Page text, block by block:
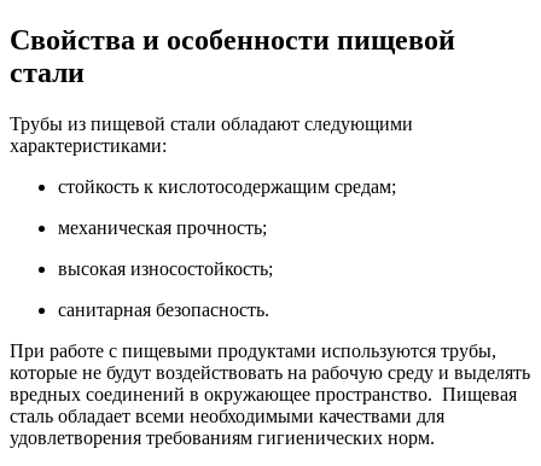
Свойства и особенности пищевой
стали
Трубы из пищевой стали обладают следующими
характеристиками:
стойкость к кислотосодержащим средам;
механическая прочность;
высокая износостойкость;
санитарная безопасность.
При работе с пищевыми продуктами используются трубы,
которые не будут воздействовать на рабочую среду и выделять
вредных соединений в окружающее пространство. Пищевая
сталь обладает всеми необходимыми качествами для
удовлетворения требованиям гигиенических норм.